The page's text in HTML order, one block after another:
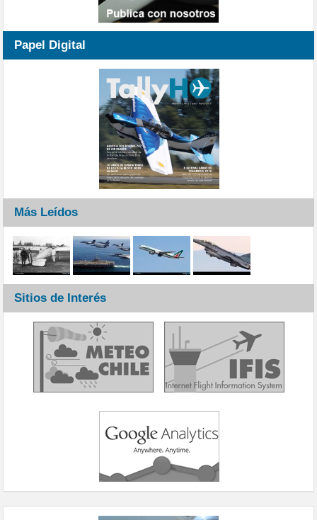
Papel Digital
Más Leídos
Sitios de Interés